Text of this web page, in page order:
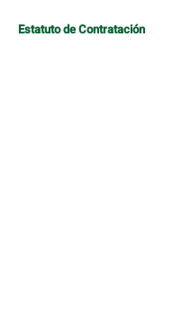
Estatuto de Contratación